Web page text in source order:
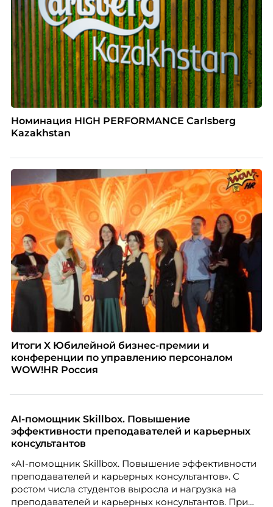
Номинация HIGH PERFORMANCE Carlsberg
Kazakhstan
Итоги X Юбилейной бизнес-премии и
конференции по управлению персоналом
WOW!HR Россия
AI-помощник Skillbox. Повышение
эффективности преподавателей и карьерных
консультантов
«AI-помощник Skillbox. Повышение эффективности
преподавателей и карьерных консультантов». С
ростом числа студентов выросла и нагрузка на
преподавателей и карьерных консультантов. При